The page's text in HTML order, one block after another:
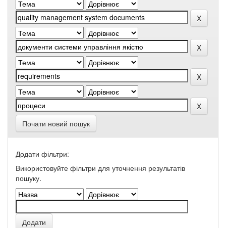
Почати новий пошук
Додати фільтри:
Використовуйте фільтри для уточнення результатів
пошуку.